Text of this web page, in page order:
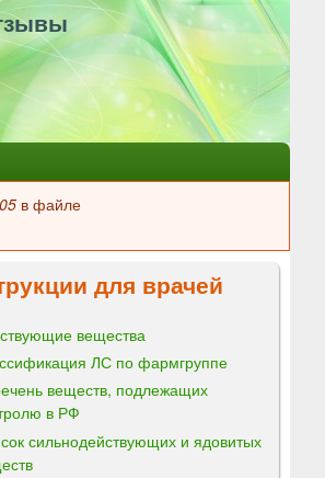
в файле
для врачей
вещества
ЛС по фармгруппе
веществ, подлежащих
в РФ
сильнодействующих и ядовитых